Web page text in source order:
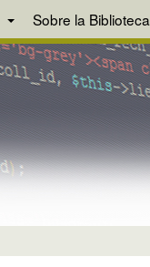
Sobre la Biblioteca